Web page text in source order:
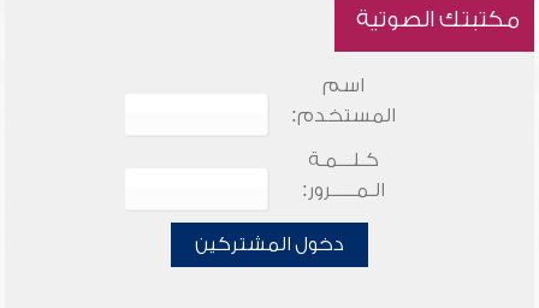
مكتبتك الصوتية
اسم
المستخدم:
كـلـــمـة
الـمـــــرور:
دخول المشتركين